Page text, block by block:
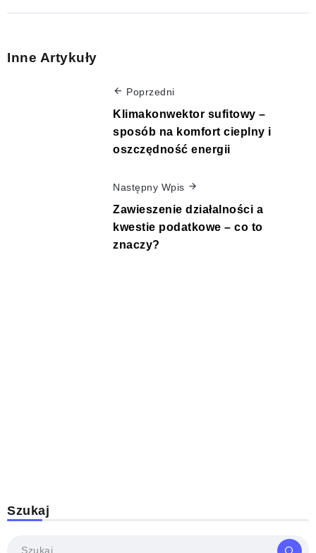
Inne Artykuły
Poprzedni
Klimakonwektor sufitowy –
sposób na komfort cieplny i
oszczędność energii
Następny Wpis
Zawieszenie działalności a
kwestie podatkowe – co to
znaczy?
Szukaj